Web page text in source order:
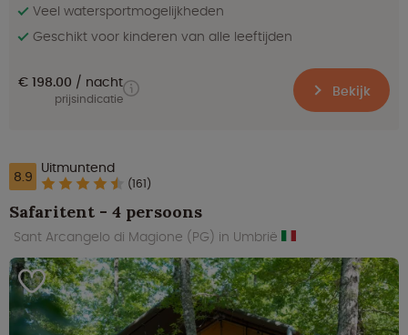
Veel watersportmogelijkheden
Geschikt voor kinderen van alle leeftijden
€ 198.00 nacht
prijsindicatie Bekijk
8.9 Uitmuntend
(161)
Safaritent - 4 persoons
Sant Arcangelo di Magione (PG) in Umbrië